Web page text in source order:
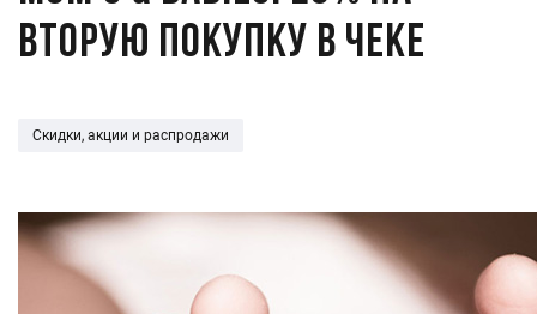
вторую покупку в чеке
Скидки, акции и распродажи